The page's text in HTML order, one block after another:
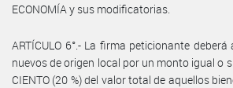
ECONOMÍA y sus modificatorias.
ARTÍCULO 6°.- La firma peticionante
nuevos de origen local por un monto igual o
CIENTO (20 %) del valor total de aquellos